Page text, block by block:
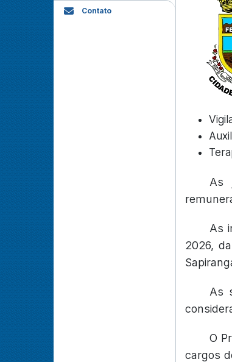
Contato
As
As
2026,
As
O
cargos